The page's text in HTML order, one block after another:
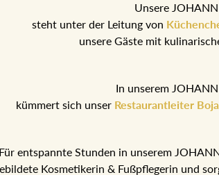
Unsere
steht unter der Leitung von
unsere Gäste mit
In unserem
kümmert sich unser Restaurantleiter
Für entspannte Stunden in unserem
Kosmetikerin & Fußpflegerin und